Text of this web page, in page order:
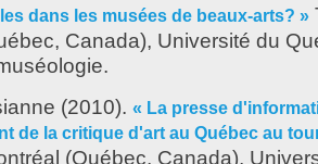
dans les musées de beaux-arts? »
Canada), Université du
(2010). « La presse
de la critique d'art au Québec au
(Québec, Canada),